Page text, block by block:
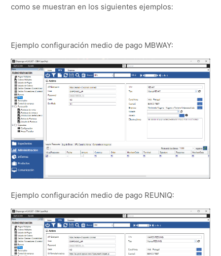
como se muestran en los siguientes ejemplos:
Ejemplo configuración medio de pago MBWAY:
Ejemplo configuración medio de pago REUNIQ: